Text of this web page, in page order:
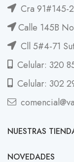
Cra 91#145-
Calle 145B
Cll 5#4-71
Celular: 320
Celular: 302
NUESTRAS
NOVEDADES